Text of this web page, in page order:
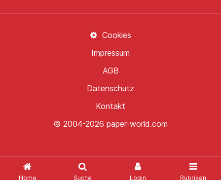
Home Suche Login Rubriken
© 2004-2026 paper-world.com
Kontakt
Datenschutz
AGB
Impressum
Cookies